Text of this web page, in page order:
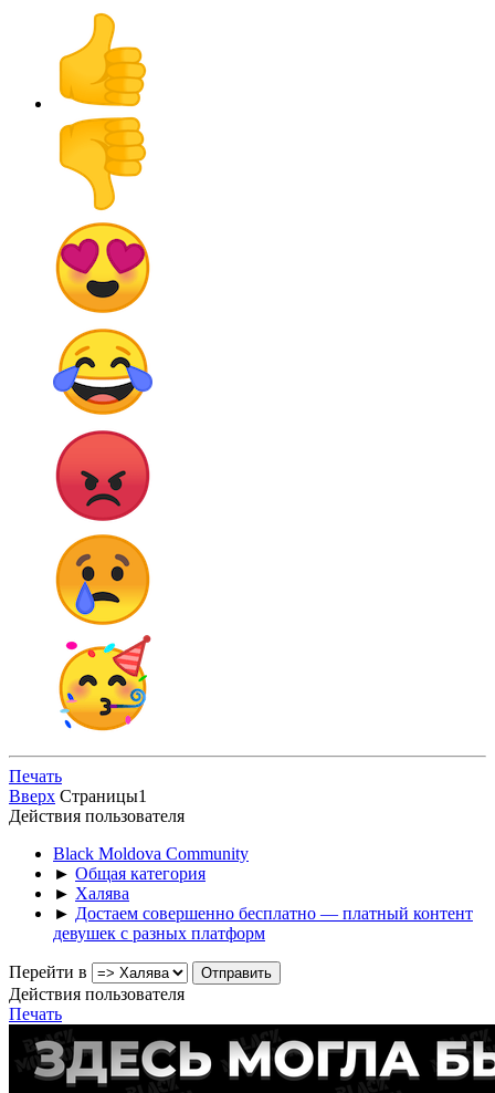
Печать
Вверх Страницы1
Действия пользователя
Black Moldova Community
► Общая категория
► Халява
► Достаем совершенно бесплатно — платный контент
девушек с разных платформ
Перейти в
Действия пользователя
Печать